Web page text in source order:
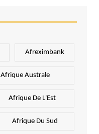
Afreximbank
Afrique Australe
Afrique De L'Est
Afrique Du Sud